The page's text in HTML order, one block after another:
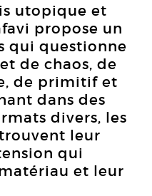
utopique et
propose un
qui questionne
de chaos, de
de primitif et
dans des
divers, les
leur
qui
et leur